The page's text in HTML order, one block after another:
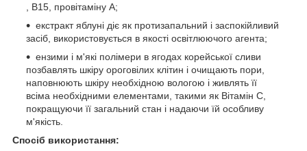
, В15, провітаміну А;
екстракт яблуні діє як протизапальний і заспокійливий
засіб, використовується в якості освітлюючого агента;
ензими і м'які полімери в ягодах корейської сливи
позбавлять шкіру ороговілих клітин і очищають пори,
наповнюють шкіру необхідною вологою і живлять її
всіма необхідними елементами, такими як Вітамін С,
покращуючи її загальний стан і надаючи їй особливу
м'якість.
Спосіб використання: